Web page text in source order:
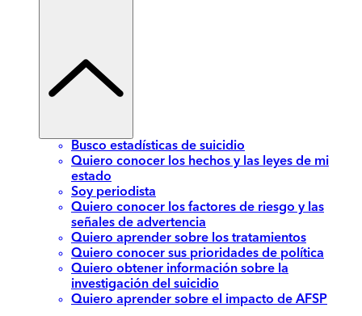
Busco estadísticas de suicidio
Quiero conocer los hechos y las leyes de mi
estado
Soy periodista
Quiero conocer los factores de riesgo y las
señales de advertencia
Quiero aprender sobre los tratamientos
Quiero conocer sus prioridades de política
Quiero obtener información sobre la
investigación del suicidio
Quiero aprender sobre el impacto de AFSP